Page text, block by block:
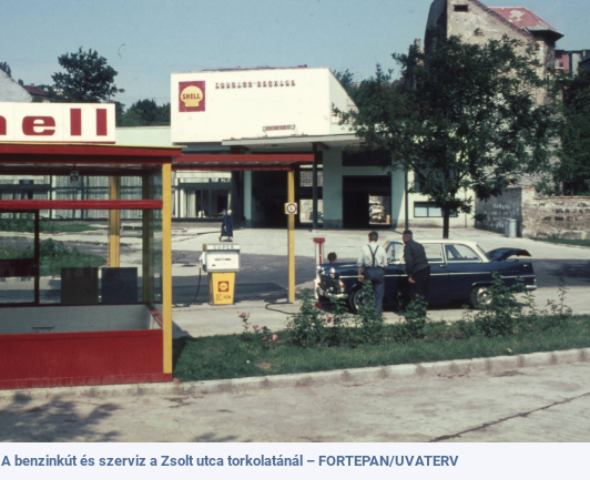
A benzinkút és szerviz a Zsolt utca torkolatánál – FORTEPAN/UVATERV